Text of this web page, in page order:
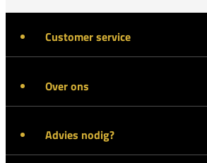
Customer service
Over ons
Advies nodig?